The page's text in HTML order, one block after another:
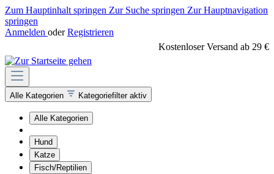
Zum Hauptinhalt springen Zur Suche springen Zur Hauptnavigation
springen
Anmelden oder Registrieren
Kostenloser Versand ab 29 €
Alle Kategorien Kategoriefilter aktiv
Alle Kategorien
Hund
Katze
Fisch/Reptilien